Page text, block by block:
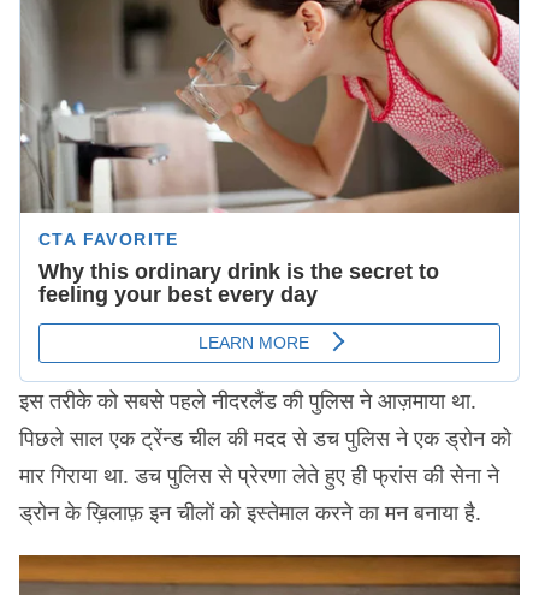
इस तरीके को सबसे पहले नीदरलैंड की पुलिस ने आज़माया था.
पिछले साल एक ट्रेंन्ड चील की मदद से डच पुलिस ने एक ड्रोन को
मार गिराया था. डच पुलिस से प्रेरणा लेते हुए ही फ्रांस की सेना ने
ड्रोन के ख़िलाफ़ इन चीलों को इस्तेमाल करने का मन बनाया है.